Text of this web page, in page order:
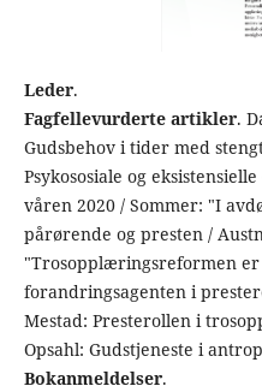
Leder.
Fagfellevurderte artikler.
Gudsbehov i tider med
Psykososiale og
våren 2020 / Sommer: "I
pårørende og presten /
"Trosopplæringsreformen er
forandringsagenten i
Mestad: Presterollen i
Opsahl: Gudstjeneste i
Bokanmeldelser.